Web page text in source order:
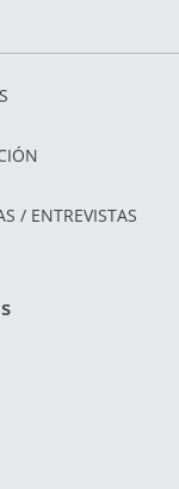
/ ENTREVISTAS